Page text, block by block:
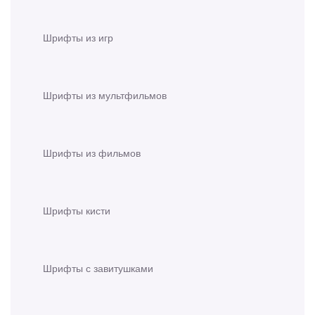
Шрифты из игр
Шрифты из мультфильмов
Шрифты из фильмов
Шрифты кисти
Шрифты с завитушками